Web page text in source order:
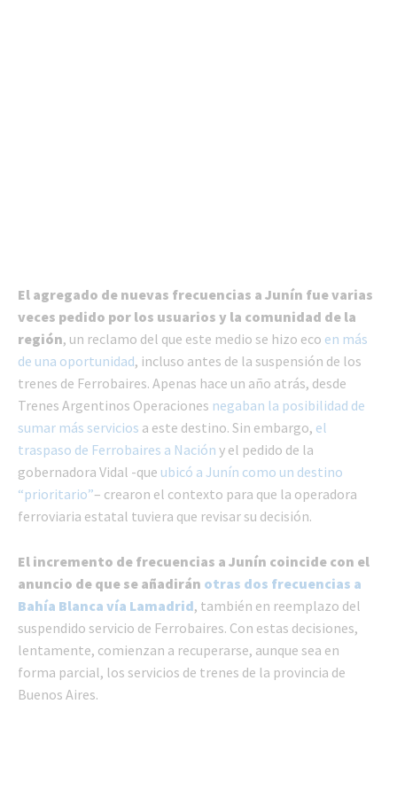
El agregado de nuevas frecuencias a Junín fue varias
veces pedido por los usuarios y la comunidad de la
región, un reclamo del que este medio se hizo eco en más
de una oportunidad, incluso antes de la suspensión de los
trenes de Ferrobaires. Apenas hace un año atrás, desde
Trenes Argentinos Operaciones negaban la posibilidad de
sumar más servicios a este destino. Sin embargo, el
traspaso de Ferrobaires a Nación y el pedido de la
gobernadora Vidal -que ubicó a Junín como un destino
“prioritario”– crearon el contexto para que la operadora
ferroviaria estatal tuviera que revisar su decisión.
El incremento de frecuencias a Junín coincide con el
anuncio de que se añadirán otras dos frecuencias a
Bahía Blanca vía Lamadrid, también en reemplazo del
suspendido servicio de Ferrobaires. Con estas decisiones,
lentamente, comienzan a recuperarse, aunque sea en
forma parcial, los servicios de trenes de la provincia de
Buenos Aires.